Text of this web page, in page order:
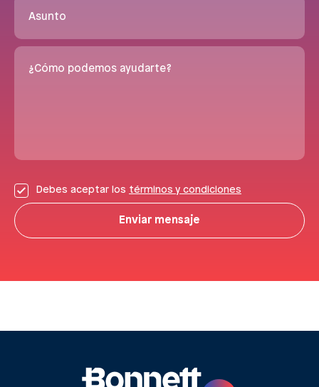
Asunto
¿Cómo podemos ayudarte?
Debes aceptar los términos y condiciones
Enviar mensaje